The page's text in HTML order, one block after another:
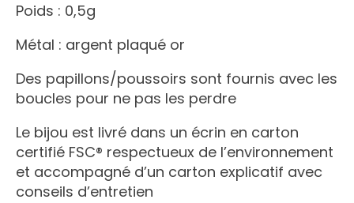
Poids : 0,5g
Métal : argent plaqué or
Des papillons/poussoirs sont fournis avec les
boucles pour ne pas les perdre
Le bijou est livré dans un écrin en carton
certifié FSC® respectueux de l’environnement
et accompagné d’un carton explicatif avec
conseils d’entretien